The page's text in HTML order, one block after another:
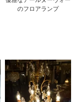
のフロアランプ